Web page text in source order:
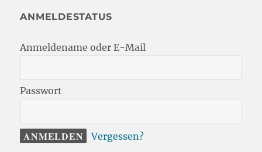
ANMELDESTATUS
Anmeldename oder E-Mail
Passwort
Vergessen?